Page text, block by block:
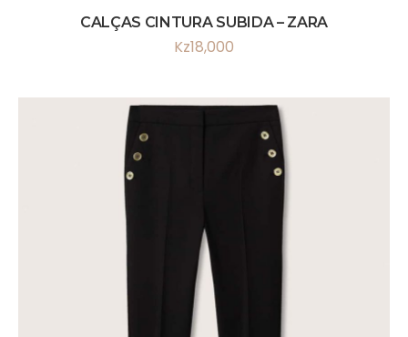
CALÇAS CINTURA SUBIDA – ZARA
Kz18,000